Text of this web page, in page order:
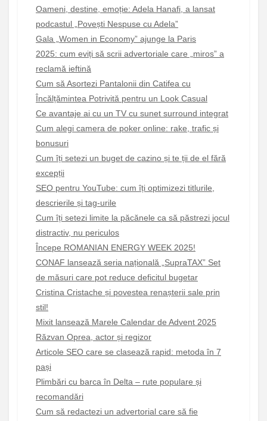
Oameni, destine, emoție: Adela Hanafi, a lansat
podcastul „Povești Nespuse cu Adela”
Gala „Women in Economy” ajunge la Paris
2025: cum eviți să scrii advertoriale care „miros” a
reclamă ieftină
Cum să Asortezi Pantalonii din Catifea cu
Încălțămintea Potrivită pentru un Look Casual
Ce avantaje ai cu un TV cu sunet surround integrat
Cum alegi camera de poker online: rake, trafic și
bonusuri
Cum îți setezi un buget de cazino și te ții de el fără
excepții
SEO pentru YouTube: cum îți optimizezi titlurile,
descrierile și tag-urile
Cum îți setezi limite la păcănele ca să păstrezi jocul
distractiv, nu periculos
Începe ROMANIAN ENERGY WEEK 2025!
CONAF lansează seria națională „SupraTAX” Set
de măsuri care pot reduce deficitul bugetar
Cristina Cristache și povestea renașterii sale prin
stil!
Mixit lansează Marele Calendar de Advent 2025
Răzvan Oprea, actor și regizor
Articole SEO care se clasează rapid: metoda în 7
pași
Plimbări cu barca în Delta – rute populare și
recomandări
Cum să redactezi un advertorial care să fie